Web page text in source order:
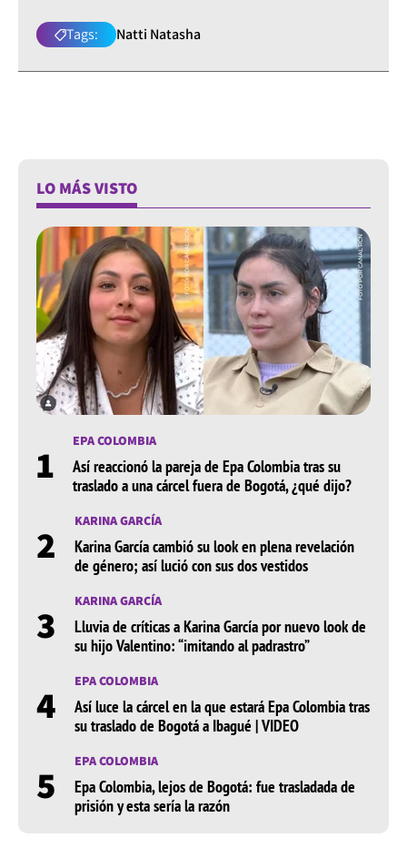
Tags: Natti Natasha
LO MÁS VISTO
1 EPA COLOMBIA
Así reaccionó la pareja de Epa Colombia tras su
traslado a una cárcel fuera de Bogotá, ¿qué dijo?
2 KARINA GARCÍA
Karina García cambió su look en plena revelación
de género; así lució con sus dos vestidos
3 KARINA GARCÍA
Lluvia de críticas a Karina García por nuevo look de
su hijo Valentino: “imitando al padrastro”
4 EPA COLOMBIA
Así luce la cárcel en la que estará Epa Colombia tras
su traslado de Bogotá a Ibagué | VIDEO
5 EPA COLOMBIA
Epa Colombia, lejos de Bogotá: fue trasladada de
prisión y esta sería la razón